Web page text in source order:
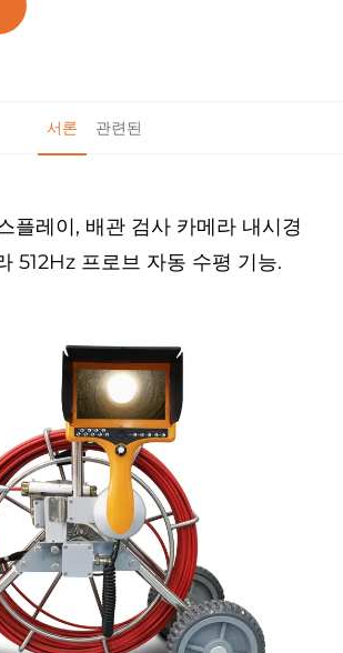
서론 관련된
플레이, 배관 검사 카메라 내시경
512Hz 프로브 자동 수평 기능.